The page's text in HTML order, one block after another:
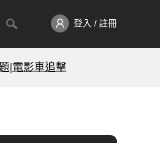
登入 / 註冊
|電影車追擊